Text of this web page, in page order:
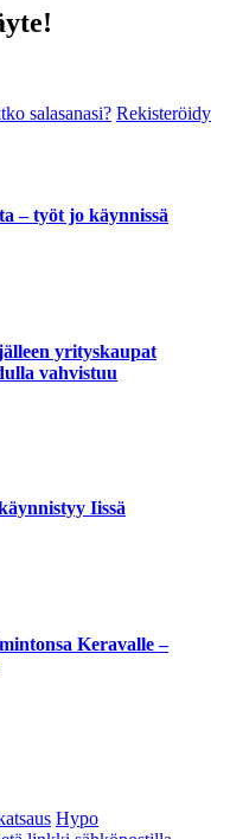
salasanasi? Rekisteröidy
– työt jo käynnissä
yrityskaupat
vahvistuu
Iissä
Keravalle –
Hypo